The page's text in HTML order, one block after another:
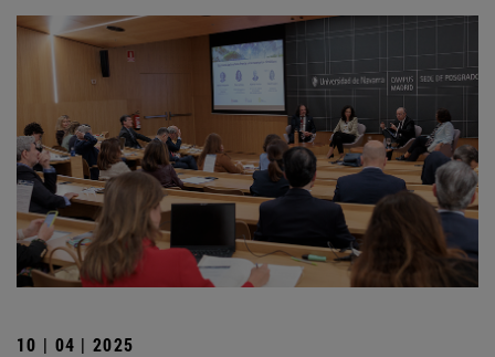
10 | 04 | 2025